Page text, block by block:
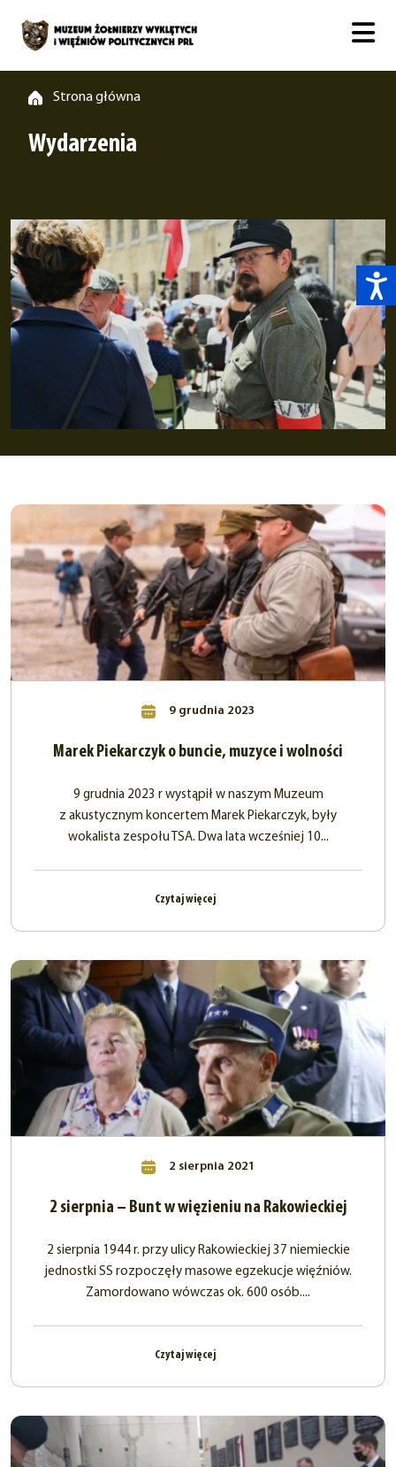
Strona główna
Wydarzenia
9 grudnia 2023
Marek Piekarczyk o buncie, muzyce i wolności
9 grudnia 2023 r wystąpił w naszym Muzeum
z akustycznym koncertem Marek Piekarczyk, były
wokalista zespołu TSA. Dwa lata wcześniej 10...
Czytaj więcej
2 sierpnia 2021
2 sierpnia – Bunt w więzieniu na Rakowieckiej
2 sierpnia 1944 r. przy ulicy Rakowieckiej 37 niemieckie
jednostki SS rozpoczęły masowe egzekucje więźniów.
Zamordowano wówczas ok. 600 osób....
Czytaj więcej